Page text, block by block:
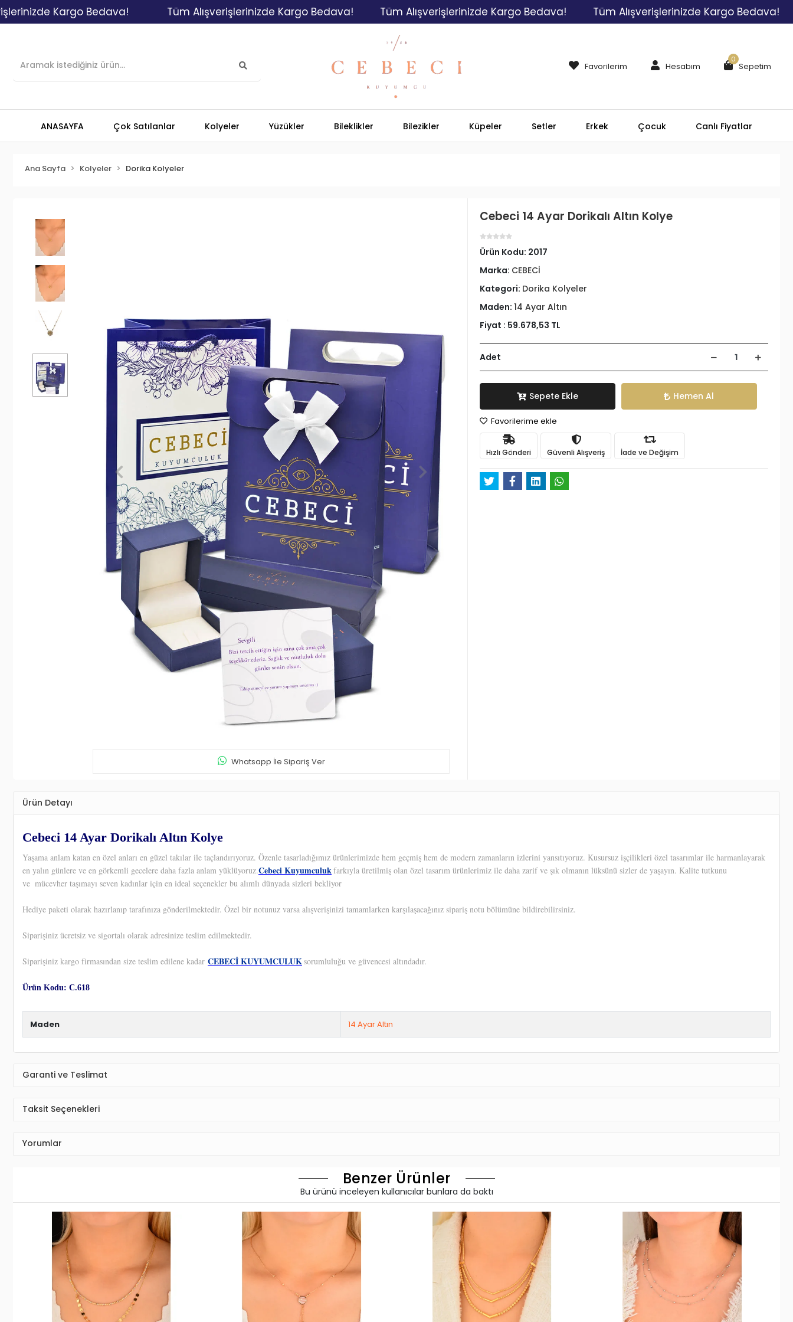
Kargo Bedava! Tüm Alışverişlerinizde Kargo Bedava! Tüm Alışverişlerinizde Kargo Bedava! Tüm Alışverişlerinizde Kargo Bedava!
Favorilerim Hesabım Sepetim
0
ANASAYFA Çok Satılanlar Kolyeler Yüzükler Bileklikler Bilezikler Küpeler Setler Erkek Çocuk Canlı Fiyatlar
Ana Sayfa Kolyeler Dorika Kolyeler
Whatsapp İle Sipariş Ver
Cebeci 14 Ayar Dorikalı Altın Kolye
Ürün Kodu: 2017
Marka: CEBECİ
Kategori: Dorika Kolyeler
Maden: 14 Ayar Altın
Fiyat : 59.678,53 TL
Adet
Sepete Ekle Hemen Al
Favorilerime ekle
Hızlı Gönderi Güvenli Alışveriş İade ve Değişim
Ürün Detayı
Cebeci 14 Ayar Dorikalı Altın Kolye
Yaşama anlam katan en özel anları en güzel takılar ile taçlandırıyoruz. Özenle tasarladığımız ürünlerimizde hem geçmiş hem de modern zamanların izlerini yansıtıyoruz. Kusursuz işçilikleri özel tasarımlar ile harmanlayarak
en yalın günlere ve en görkemli gecelere daha fazla anlam yüklüyoruz.Cebeci Kuyumculukfarkıyla üretilmiş olan özel tasarım ürünlerimiz ile daha zarif ve şık olmanın lüksünü sizler de yaşayın. Kalite tutkunu
ve mücevher taşımayı seven kadınlar için en ideal seçenekler bu alımlı dünyada sizleri bekliyor
Hediye paketi olarak hazırlanıp tarafınıza gönderilmektedir. Özel bir notunuz varsa alışverişinizi tamamlarken karşılaşacağınız sipariş notu bölümüne bildirebilirsiniz.
Siparişiniz ücretsiz ve sigortalı olarak adresinize teslim edilmektedir.
Siparişiniz kargo firmasından size teslim edilene kadar CEBECİ KUYUMCULUKsorumluluğu ve güvencesi altındadır.
Ürün Kodu: C.618
Maden 14 Ayar Altın
Garanti ve Teslimat
Taksit Seçenekleri
Yorumlar
Benzer Ürünler
Bu ürünü inceleyen kullanıcılar bunlara da baktı